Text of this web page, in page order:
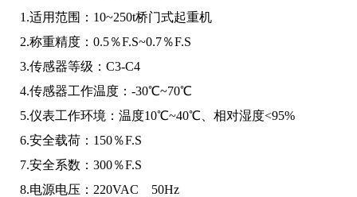
1.适用范围：10~250t桥门式起重机
2.称重精度：0.5％F.S~0.7％F.S
3.传感器等级：C3-C4
4.传感器工作温度：-30℃~70℃
5.仪表工作环境：温度10℃~40℃、相对湿度<95%
6.安全载荷：150％F.S
7.安全系数：300％F.S
8.电源电压：220VAC 50Hz